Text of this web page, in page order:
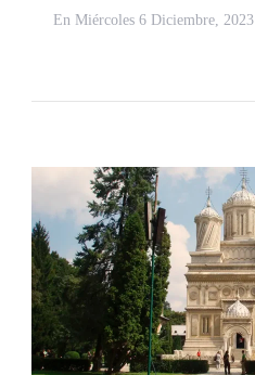
En Miércoles 6 Diciembre, 2023